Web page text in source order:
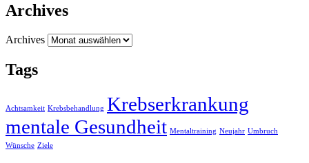
Archives
Archives
Tags
Achtsamkeit Krebsbehandlung Krebserkrankung
mentale Gesundheit Mentaltraining Neujahr Umbruch
Wünsche Ziele